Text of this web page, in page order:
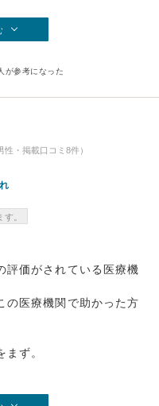
が参考になった
・掲載口コミ8件）
。
評価がされている医療機
の医療機関で助かった方
ず。